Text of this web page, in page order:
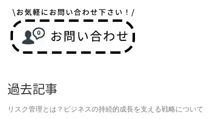
過去記事
リスク管理とは？ビジネスの持続的成長を支える戦略について